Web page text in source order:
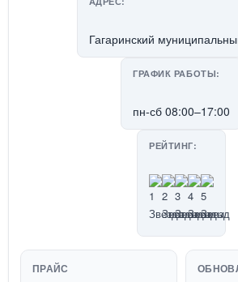
Гагаринский
ГРАФИК РАБОТЫ:
пн-сб 08:00–17:00
РЕЙТИНГ:
ПРАЙС